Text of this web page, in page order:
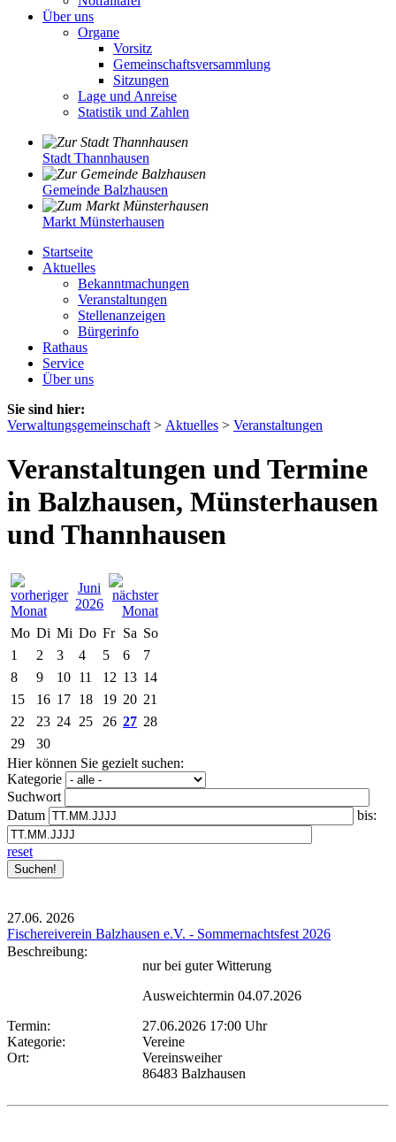
Über uns
Organe
Vorsitz
Gemeinschaftsversammlung
Sitzungen
Lage und Anreise
Statistik und Zahlen
Stadt Thannhausen
Gemeinde Balzhausen
Markt Münsterhausen
Startseite
Aktuelles
Bekanntmachungen
Veranstaltungen
Stellenanzeigen
Bürgerinfo
Rathaus
Service
Über uns
Sie sind hier:
Verwaltungsgemeinschaft > Aktuelles > Veranstaltungen
Veranstaltungen und Termine
in Balzhausen, Münsterhausen
und Thannhausen
Juni
2026
Mo Di Mi Do Fr Sa So
1
2 3 4 5 6
7
8
9 10 11 12 13 14
15
16 17 18 19 20 21
22
23 24 25 26 27 28
29
30
Hier können Sie gezielt suchen:
Kategorie
Suchwort
Datum
bis:
reset
27.06. 2026
Fischereiverein Balzhausen e.V. - Sommernachtsfest 2026
Beschreibung:
nur bei guter Witterung
Ausweichtermin 04.07.2026
Termin:
27.06.2026 17:00 Uhr
Kategorie:
Vereine
Ort:
Vereinsweiher
86483 Balzhausen